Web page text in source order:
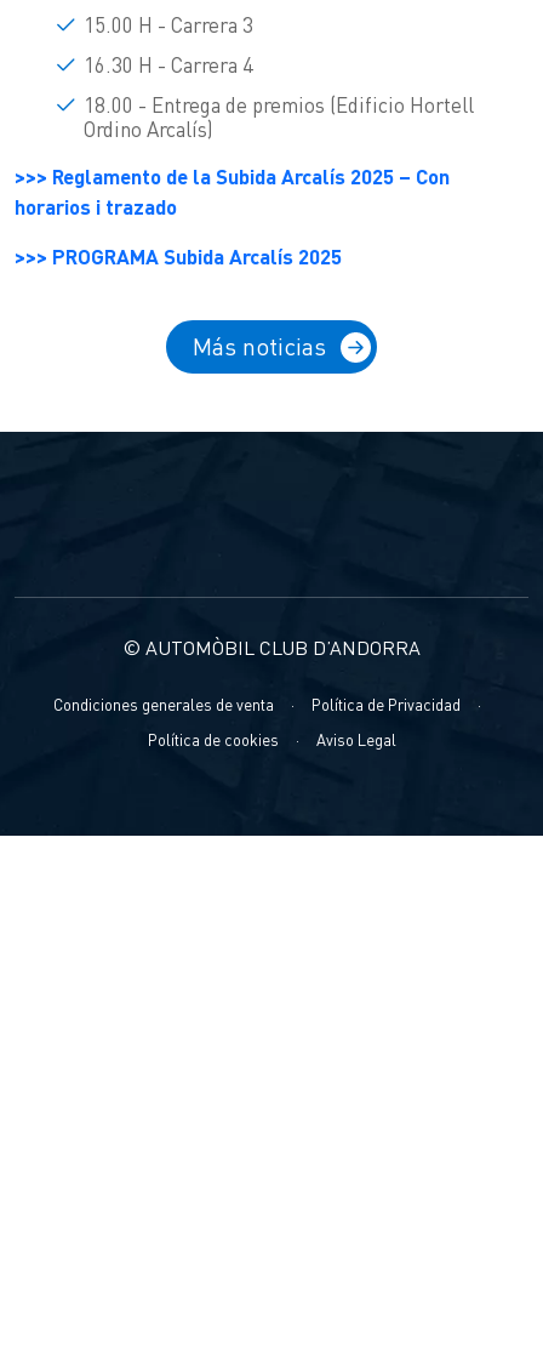
15.00 H - Carrera 3
16.30 H - Carrera 4
18.00 - Entrega de premios (Edificio Hortell
Ordino Arcalís)
>>> Reglamento de la Subida Arcalís 2025 – Con
horarios i trazado
>>> PROGRAMA Subida Arcalís 2025
Más noticias
© AUTOMÒBIL CLUB D’ANDORRA
Condiciones generales de venta · Política de Privacidad
·
Política de cookies
· Aviso Legal